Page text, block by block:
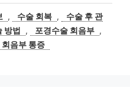
, 수술 회복 ,
수술 후 관
방법 , 포경수술 회음부 ,
회음부 통증